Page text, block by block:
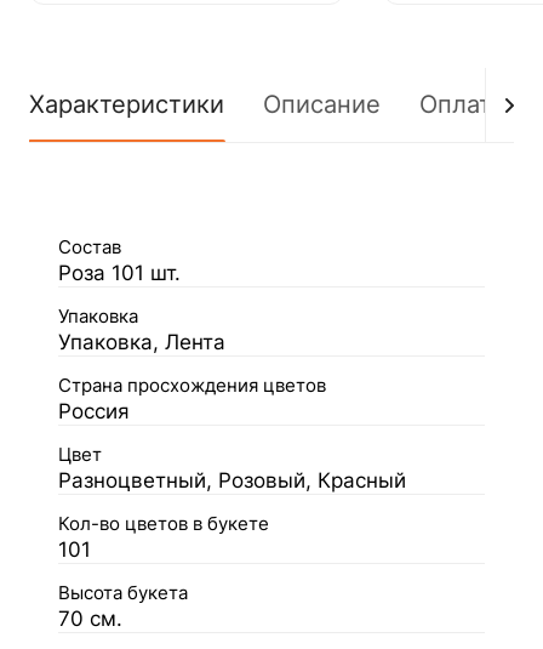
Характеристики Описание Оплата
Состав
Роза 101 шт.
Упаковка
Упаковка, Лента
Страна просхождения цветов
Россия
Цвет
Разноцветный, Розовый, Красный
Кол-во цветов в букете
101
Высота букета
70 см.